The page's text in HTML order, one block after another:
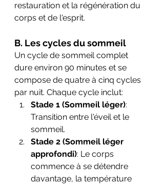
restauration et la régénération du
corps et de l'esprit.
B. Les cycles du sommeil
Un cycle de sommeil complet
dure environ 90 minutes et se
compose de quatre à cinq cycles
par nuit. Chaque cycle inclut:
Stade 1 (Sommeil léger):
Transition entre l'éveil et le
sommeil.
Stade 2 (Sommeil léger
approfondi): Le corps
commence à se détendre
davantage, la température